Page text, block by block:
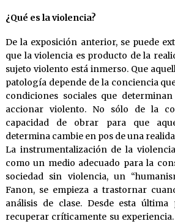
¿Qué es la violencia?
De la exposición anterior, se puede
que la violencia es producto de la
sujeto violento está inmerso. Que
patología depende de la conciencia
condiciones sociales que
accionar violento. No sólo de la
capacidad de obrar para que
determina cambie en pos de una
La instrumentalización de la
como un medio adecuado para la
sociedad sin violencia, un
Fanon, se empieza a trastornar
análisis de clase. Desde esta última
recuperar críticamente su